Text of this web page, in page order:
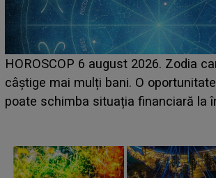
HOROSCOP 6 august 2026. Zodia
câștige mai mulți bani. O
poate schimba situația financiară la